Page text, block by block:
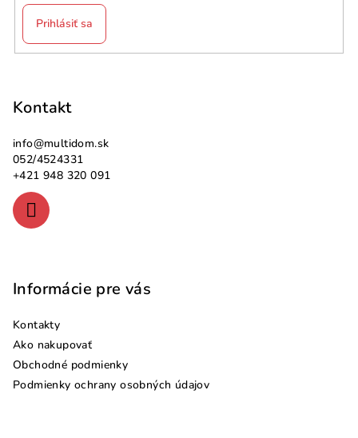
Prihlásiť sa
Kontakt
info@multidom.sk
052/4524331
+421 948 320 091
Informácie pre vás
Kontakty
Ako nakupovať
Obchodné podmienky
Podmienky ochrany osobných údajov